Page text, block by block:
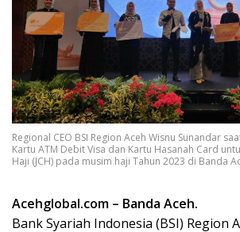
Regional CEO BSI Region Aceh Wisnu Sunandar
Kartu ATM Debit Visa dan Kartu Hasanah Card
Haji (JCH) pada musim haji Tahun 2023 di Banda
Acehglobal.com – Banda Aceh.
Bank Syariah Indonesia (BSI) Region